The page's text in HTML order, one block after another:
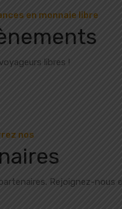
en monnaie libre
libres !
nos
Rejoignez-nous